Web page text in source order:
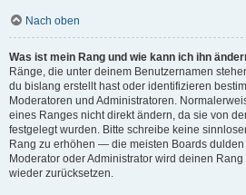
Nach oben
Was ist mein Rang und wie kann ich ihn
Ränge, die unter deinem Benutzernamen
du bislang erstellt hast oder identifizieren
Moderatoren und Administratoren.
eines Ranges nicht direkt ändern, da sie von
festgelegt wurden. Bitte schreibe keine
Rang zu erhöhen — die meisten Boards
Moderator oder Administrator wird deinen
wieder zurücksetzen.